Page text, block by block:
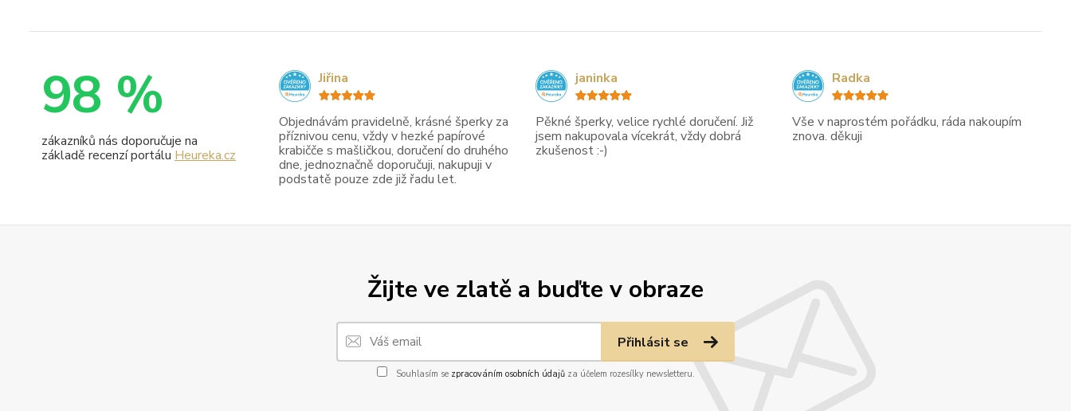
Žijte ve zlatě a buďte v obraze
Přihlásit se
Souhlasím se zpracováním osobních údajůza účelem rozesílky newsletteru.
98 %
zákazníků nás doporučuje na
základě recenzí portálu Heureka.cz
Objednávám pravidelně, krásné šperky za
příznivou cenu, vždy v hezké papírové
krabičče s mašličkou, doručení do druhého
dne, jednoznačně doporučuji, nakupuji v
podstatě pouze zde již řadu let.
Jiřina
Pěkné šperky, velice rychlé doručení. Již
jsem nakupovala vícekrát, vždy dobrá
zkušenost :-)
janinka
Vše v naprostém pořádku, ráda nakoupím
znova. děkuji
Radka